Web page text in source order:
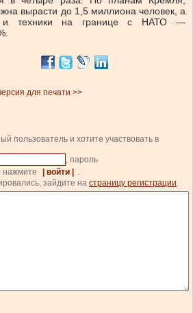
вырасти до 1,5 миллиона человек, а
и техники на границе с НАТО —
для печати >>
пользователь и хотите участвовать в
, пароль
нажмите
| войти |
.
зайдите на страницу регистрации.